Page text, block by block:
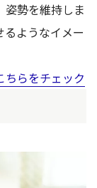
勢を維持しま
るようなイメー
ちらをチェック